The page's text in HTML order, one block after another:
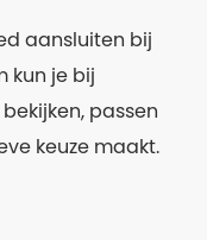
aansluiten bij
kun je bij
passen
keuze maakt.